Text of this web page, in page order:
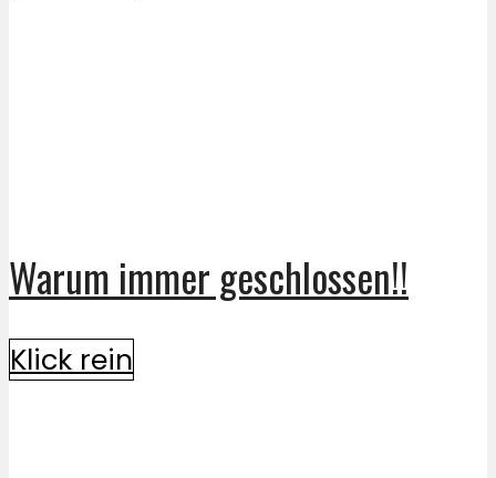
Warum immer geschlossen!!
Klick rein